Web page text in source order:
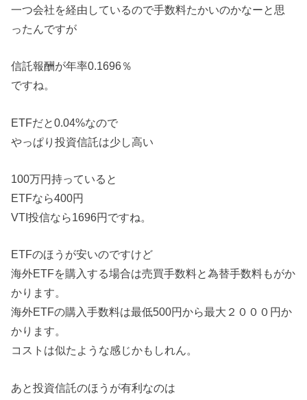
一つ会社を経由しているので手数料たかいのかなーと思
ったんですが
信託報酬が年率0.1696％
ですね。
ETFだと0.04%なので
やっぱり投資信託は少し高い
100万円持っていると
ETFなら400円
VTI投信なら1696円ですね。
ETFのほうが安いのですけど
海外ETFを購入する場合は売買手数料と為替手数料もがか
かります。
海外ETFの購入手数料は最低500円から最大２０００円か
かります。
コストは似たような感じかもしれん。
あと投資信託のほうが有利なのは